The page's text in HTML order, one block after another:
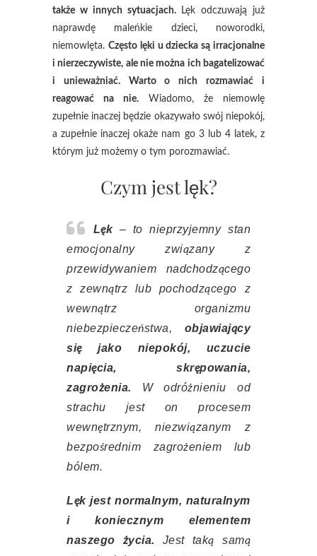
także w innych sytuacjach.Lęk odczuwają już
naprawdę maleńkie dzieci, noworodki,
niemowlęta. Często lęki u dziecka są irracjonalne
i nierzeczywiste, ale nie można ich bagatelizować
i unieważniać. Warto o nich rozmawiać i
reagować na nie. Wiadomo, że niemowlę
zupełnie inaczej będzie okazywało swój niepokój,
a zupełnie inaczej okaże nam go 3 lub 4 latek, z
którym już możemy o tym porozmawiać.
Czym jest lęk?
Lęk– to nieprzyjemny stan
emocjonalny związany z
przewidywaniem nadchodzącego
z zewnątrz lub pochodzącego z
wewnątrz organizmu
niebezpieczeństwa, objawiający
się jako niepokój, uczucie
napięcia, skrępowania,
zagrożenia. W odróżnieniu od
strachu jest on procesem
wewnętrznym, niezwiązanym z
bezpośrednim zagrożeniem lub
bólem.
Lęk jest normalnym, naturalnym
i koniecznym elementem
naszego życia. Jest taką samą